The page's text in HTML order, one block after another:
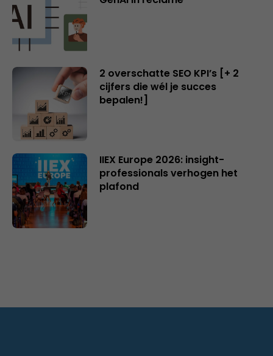
2 overschatte SEO KPI’s [+ 2
cijfers die wél je succes
bepalen!]
IIEX Europe 2026: insight-
professionals verhogen het
plafond